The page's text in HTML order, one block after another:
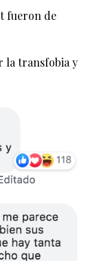
fueron de
la transfobia y